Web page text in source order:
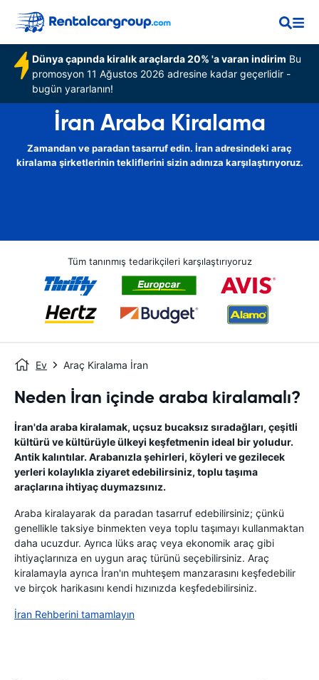
Dünya çapında kiralık araçlarda 20% 'a varan indirim Bu
promosyon 11 Ağustos 2026 adresine kadar geçerlidir -
bugün yararlanın!
İran Araba Kiralama
Zamandan ve paradan tasarruf edin. İran adresindeki araç
kiralama şirketlerinin tekliflerini sizin adınıza karşılaştırıyoruz.
Tüm tanınmış tedarikçileri karşılaştırıyoruz
Ev Araç Kiralama İran
Neden İran içinde araba kiralamalı?
İran'da araba kiralamak, uçsuz bucaksız sıradağları, çeşitli
kültürü ve kültürüyle ülkeyi keşfetmenin ideal bir yoludur.
Antik kalıntılar. Arabanızla şehirleri, köyleri ve gezilecek
yerleri kolaylıkla ziyaret edebilirsiniz, toplu taşıma
araçlarına ihtiyaç duymazsınız.
Araba kiralayarak da paradan tasarruf edebilirsiniz; çünkü
genellikle taksiye binmekten veya toplu taşımayı kullanmaktan
daha ucuzdur. Ayrıca lüks araç veya ekonomik araç gibi
ihtiyaçlarınıza en uygun araç türünü seçebilirsiniz. Araç
kiralamayla ayrıca İran'ın muhteşem manzarasını keşfedebilir
ve birçok harikasını kendi hızınızda keşfedebilirsiniz.
İran Rehberini tamamlayın